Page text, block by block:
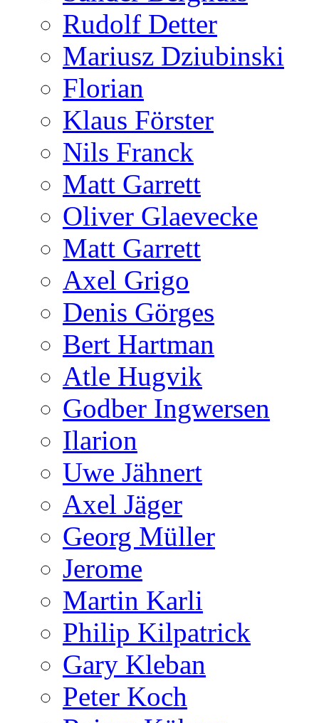
Rudolf Detter
Mariusz Dziubinski
Florian
Klaus Förster
Nils Franck
Matt Garrett
Oliver Glaevecke
Matt Garrett
Axel Grigo
Denis Görges
Bert Hartman
Atle Hugvik
Godber Ingwersen
Ilarion
Uwe Jähnert
Axel Jäger
Georg Müller
Jerome
Martin Karli
Philip Kilpatrick
Gary Kleban
Peter Koch